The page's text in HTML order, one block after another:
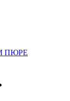
ПЮРЕ